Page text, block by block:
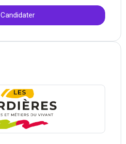
Candidater